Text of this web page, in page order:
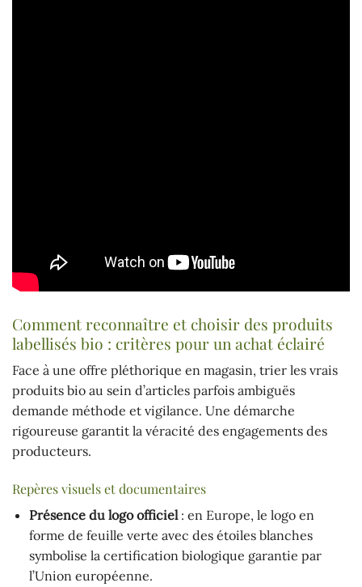
Comment reconnaître et choisir des produits
labellisés bio : critères pour un achat éclairé
Face à une offre pléthorique en magasin, trier les vrais
produits bio au sein d’articles parfois ambiguës
demande méthode et vigilance. Une démarche
rigoureuse garantit la véracité des engagements des
producteurs.
Repères visuels et documentaires
Présence du logo officiel: en Europe, le logo en
forme de feuille verte avec des étoiles blanches
symbolise la certification biologique garantie par
l’Union européenne.